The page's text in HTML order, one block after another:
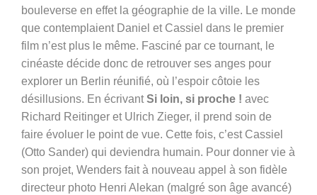
bouleverse en effet la géographie de la ville. Le monde
que contemplaient Daniel et Cassiel dans le premier
film n’est plus le même. Fasciné par ce tournant, le
cinéaste décide donc de retrouver ses anges pour
explorer un Berlin réunifié, où l’espoir côtoie les
désillusions. En écrivantSi loin, si proche ! avec
Richard Reitinger et Ulrich Zieger, il prend soin de
faire évoluer le point de vue. Cette fois, c’est Cassiel
(Otto Sander) qui deviendra humain. Pour donner vie à
son projet, Wenders fait à nouveau appel à son fidèle
directeur photo Henri Alekan (malgré son âge avancé)